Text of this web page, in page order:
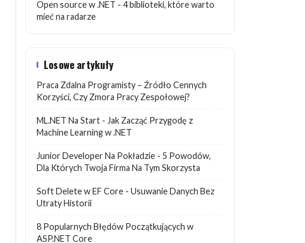
Open source w .NET - 4 biblioteki, które warto
mieć na radarze
Losowe artykuły
Praca Zdalna Programisty – Źródło Cennych
Korzyści, Czy Zmora Pracy Zespołowej?
ML.NET Na Start - Jak Zacząć Przygodę z
Machine Learning w .NET
Junior Developer Na Pokładzie - 5 Powodów,
Dla Których Twoja Firma Na Tym Skorzysta
Soft Delete w EF Core - Usuwanie Danych Bez
Utraty Historii
8 Popularnych Błędów Początkujących w
ASP.NET Core